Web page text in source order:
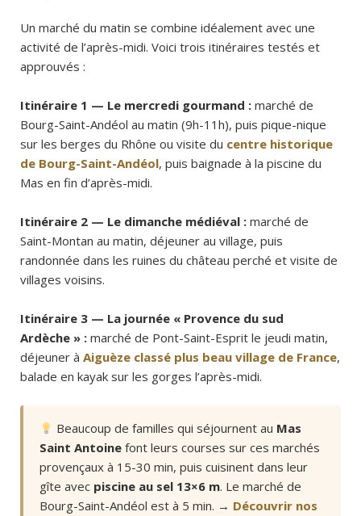
Un marché du matin se combine idéalement avec une
activité de l’après-midi. Voici trois itinéraires testés et
approuvés :
Itinéraire 1 — Le mercredi gourmand : marché de
Bourg-Saint-Andéol au matin (9h-11h), puis pique-nique
sur les berges du Rhône ou visite du centre historique
de Bourg-Saint-Andéol, puis baignade à la piscine du
Mas en fin d’après-midi.
Itinéraire 2 — Le dimanche médiéval : marché de
Saint-Montan au matin, déjeuner au village, puis
randonnée dans les ruines du château perché et visite de
villages voisins.
Itinéraire 3 — La journée « Provence du sud
Ardèche » : marché de Pont-Saint-Esprit le jeudi matin,
déjeuner à Aiguèze classé plus beau village de France,
balade en kayak sur les gorges l’après-midi.
Beaucoup de familles qui séjournent au Mas
Saint Antoine font leurs courses sur ces marchés
provençaux à 15-30 min, puis cuisinent dans leur
gîte avec piscine au sel 13×6 m. Le marché de
Bourg-Saint-Andéol est à 5 min. → Découvrir nos